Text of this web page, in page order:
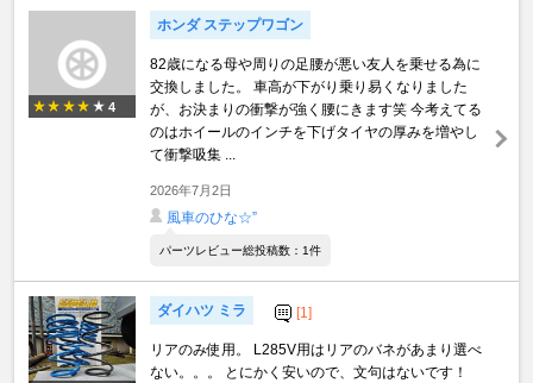
4
ホンダ ステップワゴン
82歳になる母や周りの足腰が悪い友人を乗せる為に
交換しました。 車高が下がり乗り易くなりました
が、お決まりの衝撃が強く腰にきます笑 今考えてる
のはホイールのインチを下げタイヤの厚みを増やし
て衝撃吸集 ...
2026年7月2日
風車のひな☆”
パーツレビュー総投稿数：1件
ダイハツ ミラ [1]
リアのみ使用。 L285V用はリアのバネがあまり選べ
ない。。。 とにかく安いので、文句はないです！